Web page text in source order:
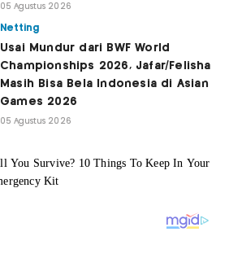
05 Agustus 2026
Netting
Usai Mundur dari BWF World
Championships 2026, Jafar/Felisha
Masih Bisa Bela Indonesia di Asian
Games 2026
05 Agustus 2026